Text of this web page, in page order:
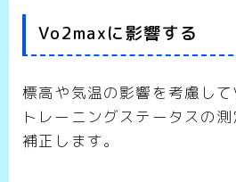
Vo2maxに影響する
標高や気温の影響を考慮し
トレーニングステータスの
補正します。